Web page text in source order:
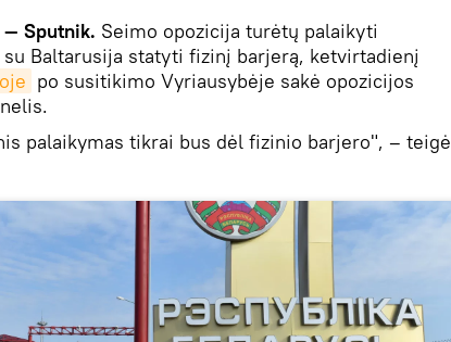
— Sputnik. Seimo opozicija turėtų palaikyti
Baltarusija statyti fizinį barjerą, ketvirtadienį
po susitikimo Vyriausybėje sakė opozicijos
palaikymas tikrai bus dėl fizinio barjero", – teigė